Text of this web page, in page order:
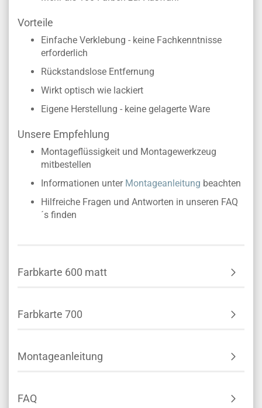
Vorteile
Einfache Verklebung - keine Fachkenntnisse
erforderlich
Rückstandslose Entfernung
Wirkt optisch wie lackiert
Eigene Herstellung - keine gelagerte Ware
Unsere Empfehlung
Montageflüssigkeit und Montagewerkzeug
mitbestellen
Informationen unter Montageanleitung beachten
Hilfreiche Fragen und Antworten in unseren FAQ
´s finden
Farbkarte 600 matt
Farbkarte 700
Montageanleitung
FAQ